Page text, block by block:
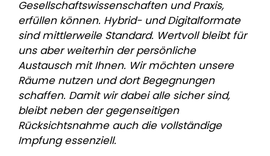
Gesellschaftswissenschaften und Praxis,
erfüllen können. Hybrid- und Digitalformate
sind mittlerweile Standard. Wertvoll bleibt für
uns aber weiterhin der persönliche
Austausch mit Ihnen. Wir möchten unsere
Räume nutzen und dort Begegnungen
schaffen. Damit wir dabei alle sicher sind,
bleibt neben der gegenseitigen
Rücksichtsnahme auch die vollständige
Impfung essenziell.